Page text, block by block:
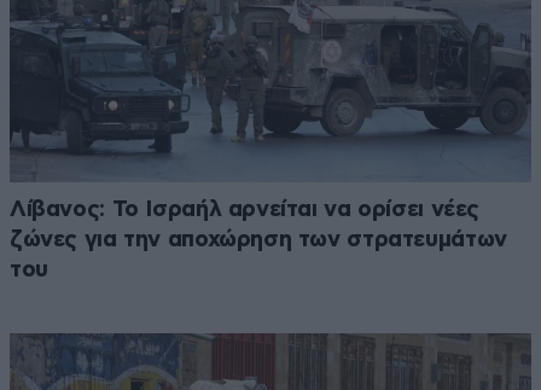
Λίβανος: Το Ισραήλ αρνείται να ορίσει νέες
ζώνες για την αποχώρηση των στρατευμάτων
του